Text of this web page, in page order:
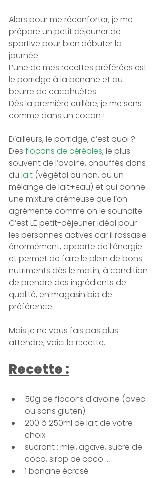
Alors pour me réconforter, je me
prépare un petit déjeuner de
sportive pour bien débuter la
journée.
L’une de mes recettes préférées est
le porridge à la banane et au
beurre de cacahuètes.
Dès la première cuillère, je me sens
comme dans un cocon !
D’ailleurs, le porridge, c’est quoi ?
Des flocons de céréales, le plus
souvent de l’avoine, chauffés dans
du lait (végétal ou non, ou un
mélange de lait+eau) et qui donne
une mixture crémeuse que l’on
agrémente comme on le souhaite.
C’est LE petit-déjeuner idéal pour
les personnes actives car il rassasie
énormément, apporte de l’énergie
et permet de faire le plein de bons
nutriments dès le matin, à condition
de prendre des ingrédients de
qualité, en magasin bio de
préférence.
Mais je ne vous fais pas plus
attendre, voici la recette.
Recette :
50g de flocons d'avoine (avec
ou sans gluten)
200 à 250ml de lait de votre
choix
sucrant : miel, agave, sucre de
coco, sirop de coco …
1 banane écrasé